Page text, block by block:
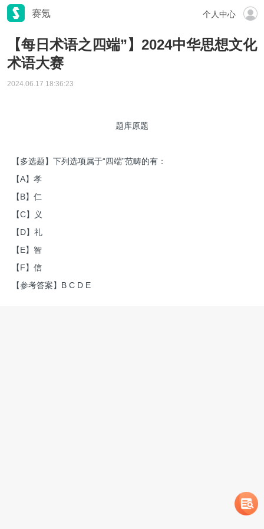
赛氪 个人中心
【每日术语之四端”】2024中华思想文化
术语大赛
2024.06.17 18:36:23
题库原题
【多选题】下列选项属于“四端”范畴的有：
【A】孝
【B】仁
【C】义
【D】礼
【E】智
【F】信
【参考答案】B C D E